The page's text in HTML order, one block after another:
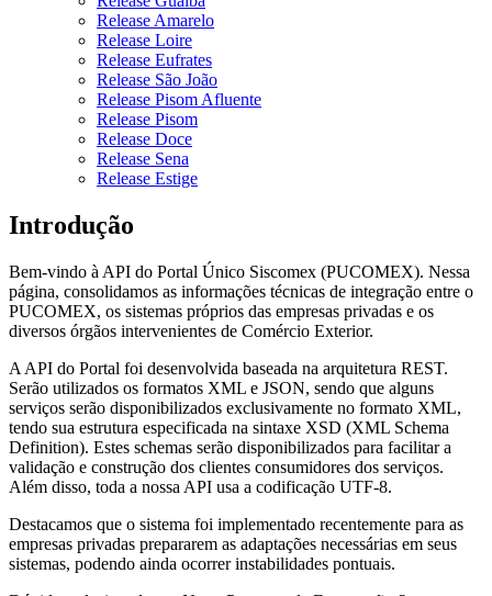
Release Amarelo
Release Loire
Release Eufrates
Release São João
Release Pisom Afluente
Release Pisom
Release Doce
Release Sena
Release Estige
Introdução
Bem-vindo à API do Portal Único Siscomex (PUCOMEX). Nessa
página, consolidamos as informações técnicas de integração entre o
PUCOMEX, os sistemas próprios das empresas privadas e os
diversos órgãos intervenientes de Comércio Exterior.
A API do Portal foi desenvolvida baseada na arquitetura REST.
Serão utilizados os formatos XML e JSON, sendo que alguns
serviços serão disponibilizados exclusivamente no formato XML,
tendo sua estrutura especificada na sintaxe XSD (XML Schema
Definition). Estes schemas serão disponibilizados para facilitar a
validação e construção dos clientes consumidores dos serviços.
Além disso, toda a nossa API usa a codificação UTF-8.
Destacamos que o sistema foi implementado recentemente para as
empresas privadas prepararem as adaptações necessárias em seus
sistemas, podendo ainda ocorrer instabilidades pontuais.